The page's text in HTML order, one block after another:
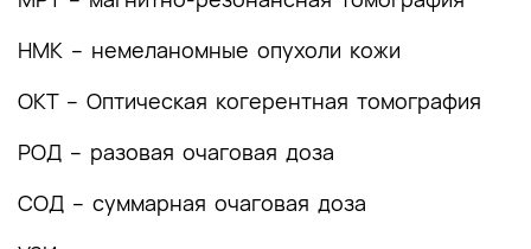
лечебных факторов
5. Профилактика и диспансерное наблюдение,
применению методов профилактики
6. Организация оказания медицинской помощи
НМК – немеланомные опухоли кожи
ОКТ – Оптическая когерентная томография
РОД – разовая очаговая доза
СОД – суммарная очаговая доза